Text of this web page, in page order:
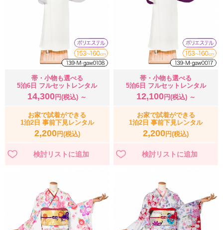
帯・小物も選べる
5泊6日 フルセットレンタル
14,300 円(税込) ～
お家で試着ができる
1泊2日 事前下見レンタル
2,200円(税込)
帯・小物も選べる
5泊6日 フルセットレンタル
12,100円(税込) ～
お家で試着ができる
1泊2日 事前下見レンタル
2,200円(税込)